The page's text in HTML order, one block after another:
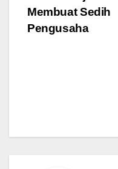
pos
Membuat Sedih
Pengusaha